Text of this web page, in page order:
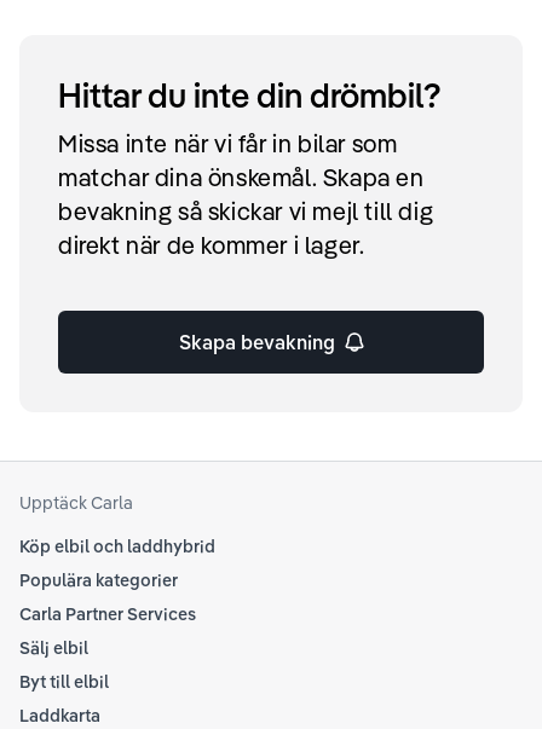
Hittar du inte din drömbil?
Missa inte när vi får in bilar som
matchar dina önskemål. Skapa en
bevakning så skickar vi mejl till dig
direkt när de kommer i lager.
Skapa bevakning
Upptäck Carla
Köp elbil och laddhybrid
Populära kategorier
Carla Partner Services
Sälj elbil
Byt till elbil
Laddkarta